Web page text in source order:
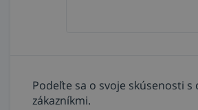
Podeľte sa o svoje skúsenosti s
zákazníkmi.